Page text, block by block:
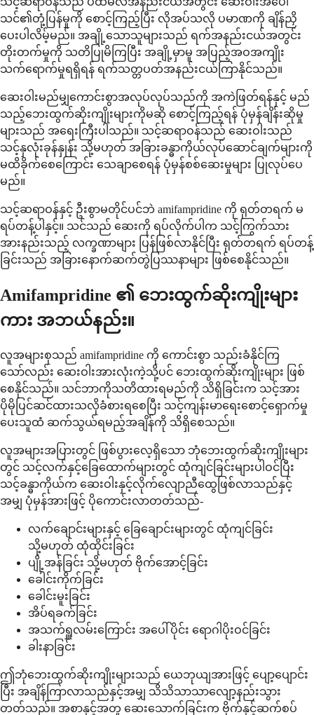
သင်၏တုံ့ပြန်မှုကို စောင့်ကြည့်ပြီး လိုအပ်သလို ပမာဏကို ချိန်ညှိ
ပေးပါလိမ့်မည်။ အချို့သောသူများသည် ရက်အနည်းငယ်အတွင်း
တိုးတက်မှုကို သတိပြုမိကြပြီး အချို့မှာမူ အပြည့်အဝအကျိုး
သက်ရောက်မှုရရှိရန် ရက်သတ္တပတ်အနည်းငယ်ကြာနိုင်သည်။
ဆေးဝါးမည်မျှကောင်းစွာအလုပ်လုပ်သည်ကို အကဲဖြတ်ရန်နှင့် မည်
သည့်ဘေးထွက်ဆိုးကျိုးများကိုမဆို စောင့်ကြည့်ရန် ပုံမှန်ချိန်းဆိုမှု
များသည် အရေးကြီးပါသည်။ သင့်ဆရာဝန်သည် ဆေးဝါးသည်
သင့်နှလုံးခုန်နှုန်း သို့မဟုတ် အခြားခန္ဓာကိုယ်လုပ်ဆောင်ချက်များကို
မထိခိုက်စေကြောင်း သေချာစေရန် ပုံမှန်စစ်ဆေးမှုများ ပြုလုပ်ပေ
မည်။
သင့်ဆရာဝန်နှင့် ဦးစွာမတိုင်ပင်ဘဲ amifampridine ကို ရုတ်တရက် မ
ရပ်တန့်ပါနှင့်။ သင်သည် ဆေးကို ရပ်လိုက်ပါက သင့်ကြွက်သား
အားနည်းသည့် လက္ခဏာများ ပြန်ဖြစ်လာနိုင်ပြီး ရုတ်တရက် ရပ်တန့်
ခြင်းသည် အခြားနောက်ဆက်တွဲပြဿနာများ ဖြစ်စေနိုင်သည်။
Amifampridine ၏ ဘေးထွက်ဆိုးကျိုးများ
ကား အဘယ်နည်း။
လူအများစုသည် amifampridine ကို ကောင်းစွာ သည်းခံနိုင်ကြ
သော်လည်း ဆေးဝါးအားလုံးကဲ့သို့ပင် ဘေးထွက်ဆိုးကျိုးများ ဖြစ်
စေနိုင်သည်။ သင်ဘာကိုသတိထားရမည်ကို သိရှိခြင်းက သင့်အား
ပိုမိုပြင်ဆင်ထားသလိုခံစားရစေပြီး သင့်ကျန်းမာရေးစောင့်ရှောက်မှု
ပေးသူထံ ဆက်သွယ်ရမည့်အချိန်ကို သိရှိစေသည်။
လူအများအပြားတွင် ဖြစ်ပွားလေ့ရှိသော ဘုံဘေးထွက်ဆိုးကျိုးများ
တွင် သင့်လက်နှင့်ခြေထောက်များတွင် ထုံကျင်ခြင်းများပါဝင်ပြီး
သင့်ခန္ဓာကိုယ်က ဆေးဝါးနှင့်လိုက်လျောညီထွေဖြစ်လာသည်နှင့်
အမျှ ပုံမှန်အားဖြင့် ပိုကောင်းလာတတ်သည်-
လက်ချောင်းများနှင့် ခြေချောင်းများတွင် ထုံကျင်ခြင်း
သို့မဟုတ် ထုံထိုင်းခြင်း
ပျို့အန်ခြင်း သို့မဟုတ် ဗိုက်အောင့်ခြင်း
ခေါင်းကိုက်ခြင်း
ခေါင်းမူးခြင်း
အိပ်ရခက်ခြင်း
အသက်ရှူလမ်းကြောင်း အပေါ်ပိုင်း ရောဂါပိုးဝင်ခြင်း
ခါးနာခြင်း
ဤဘုံဘေးထွက်ဆိုးကျိုးများသည် ယေဘုယျအားဖြင့် ပျော့ပျောင်း
ပြီး အချိန်ကြာလာသည်နှင့်အမျှ သိသိသာသာလျော့နည်းသွား
တတ်သည်။ အစာနှင့်အတူ ဆေးသောက်ခြင်းက ဗိုက်နှင့်ဆက်စပ်